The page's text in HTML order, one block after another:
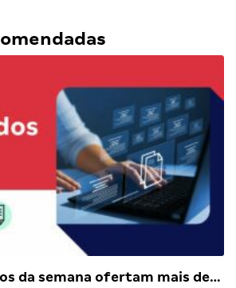
da semana ofertam mais de…